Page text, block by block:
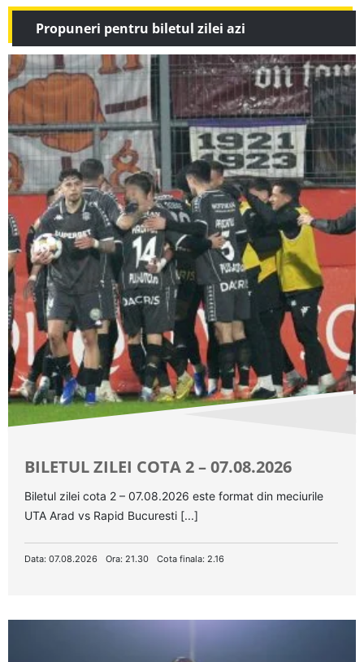
Propuneri pentru biletul zilei azi
BILETUL ZILEI COTA 2 – 07.08.2026
Biletul zilei cota 2 – 07.08.2026 este format din meciurile
UTA Arad vs Rapid Bucuresti [...]
Data: 07.08.2026 Ora: 21.30 Cota finala: 2.16